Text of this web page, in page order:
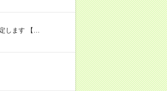
します 【…